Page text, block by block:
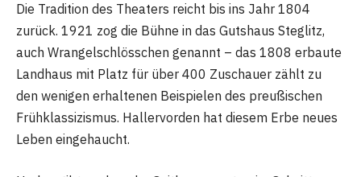
Die Tradition des Theaters reicht bis ins Jahr 1804
zurück. 1921 zog die Bühne in das Gutshaus Steglitz,
auch Wrangelschlösschen genannt – das 1808 erbaute
Landhaus mit Platz für über 400 Zuschauer zählt zu
den wenigen erhaltenen Beispielen des preußischen
Frühklassizismus. Hallervorden hat diesem Erbe neues
Leben eingehaucht.